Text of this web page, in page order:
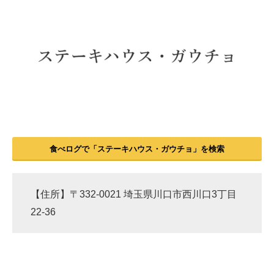
食べログで「ステーキハウス・ガウチョ」を検索
【住所】〒332-0021 埼玉県川口市西川口3丁目
22-36